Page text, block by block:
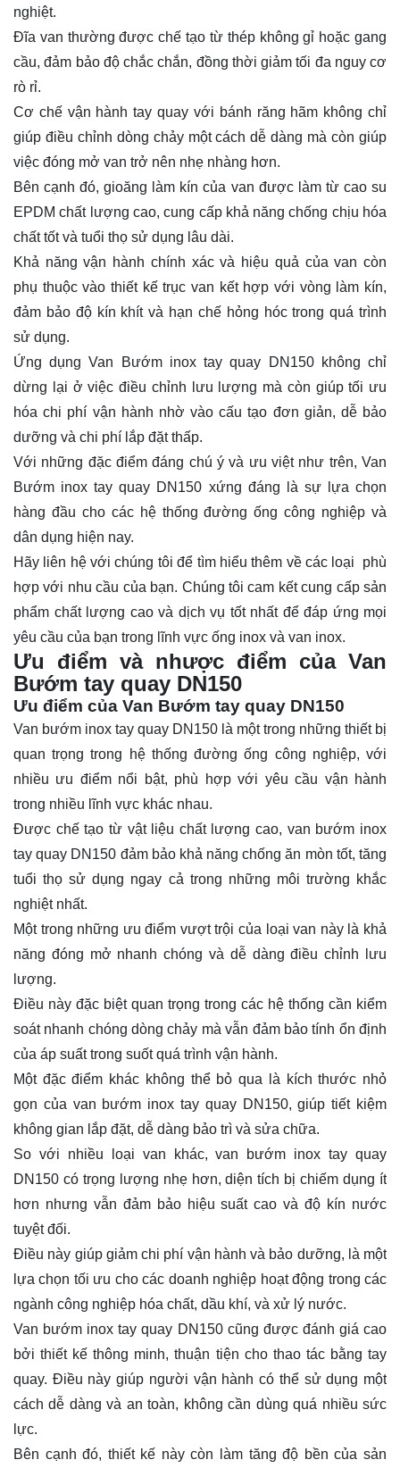
nghiệt.
Đĩa van thường được chế tạo từ thép không gỉ hoặc gang
cầu, đảm bảo độ chắc chắn, đồng thời giảm tối đa nguy cơ
rò rỉ.
Cơ chế vận hành tay quay với bánh răng hãm không chỉ
giúp điều chỉnh dòng chảy một cách dễ dàng mà còn giúp
việc đóng mở van trở nên nhẹ nhàng hơn.
Bên cạnh đó, gioăng làm kín của van được làm từ cao su
EPDM chất lượng cao, cung cấp khả năng chống chịu hóa
chất tốt và tuổi thọ sử dụng lâu dài.
Khả năng vận hành chính xác và hiệu quả của van còn
phụ thuộc vào thiết kế trục van kết hợp với vòng làm kín,
đảm bảo độ kín khít và hạn chế hỏng hóc trong quá trình
sử dụng.
Ứng dụng Van Bướm inox tay quay DN150 không chỉ
dừng lại ở việc điều chỉnh lưu lượng mà còn giúp tối ưu
hóa chi phí vận hành nhờ vào cấu tạo đơn giản, dễ bảo
dưỡng và chi phí lắp đặt thấp.
Với những đặc điểm đáng chú ý và ưu việt như trên, Van
Bướm inox tay quay DN150 xứng đáng là sự lựa chọn
hàng đầu cho các hệ thống đường ống công nghiệp và
dân dụng hiện nay.
Hãy liên hệvới chúng tôi để tìm hiểu thêm về các loại phù
hợp với nhu cầu của bạn. Chúng tôi cam kết cung cấp sản
phẩm chất lượng cao và dịch vụ tốt nhất để đáp ứng mọi
yêu cầu của bạn trong lĩnh vực ống inox và van inox.
Ưu điểm và nhược điểm của Van
Bướm tay quay DN150
Ưu điểm của Van Bướm tay quay DN150
Van bướm inox tay quay DN150 là một trong những thiết bị
quan trọng trong hệ thống đường ống công nghiệp, với
nhiều ưu điểm nổi bật, phù hợp với yêu cầu vận hành
trong nhiều lĩnh vực khác nhau.
Được chế tạo từ vật liệu chất lượng cao, van bướm inox
tay quay DN150 đảm bảo khả năng chống ăn mòn tốt, tăng
tuổi thọ sử dụng ngay cả trong những môi trường khắc
nghiệt nhất.
Một trong những ưu điểm vượt trội của loại van này là khả
năng đóng mở nhanh chóng và dễ dàng điều chỉnh lưu
lượng.
Điều này đặc biệt quan trọng trong các hệ thống cần kiểm
soát nhanh chóng dòng chảy mà vẫn đảm bảo tính ổn định
của áp suất trong suốt quá trình vận hành.
Một đặc điểm khác không thể bỏ qua là kích thước nhỏ
gọn của van bướm inox tay quay DN150, giúp tiết kiệm
không gian lắp đặt, dễ dàng bảo trì và sửa chữa.
So với nhiều loại van khác, van bướm inox tay quay
DN150 có trọng lượng nhẹ hơn, diện tích bị chiếm dụng ít
hơn nhưng vẫn đảm bảo hiệu suất cao và độ kín nước
tuyệt đối.
Điều này giúp giảm chi phí vận hành và bảo dưỡng, là một
lựa chọn tối ưu cho các doanh nghiệp hoạt động trong các
ngành công nghiệp hóa chất, dầu khí, và xử lý nước.
Van bướm inox tay quay DN150 cũng được đánh giá cao
bởi thiết kế thông minh, thuận tiện cho thao tác bằng tay
quay. Điều này giúp người vận hành có thể sử dụng một
cách dễ dàng và an toàn, không cần dùng quá nhiều sức
lực.
Bên cạnh đó, thiết kế này còn làm tăng độ bền của sản